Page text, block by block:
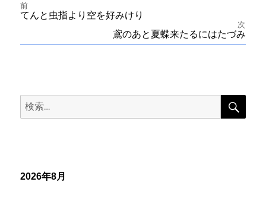
投
ゲ
前
前
の
てんと虫指より空を好みけり
次
鳶のあと夏蝶来たるにはたづみ
検
索:
検
2026年8月